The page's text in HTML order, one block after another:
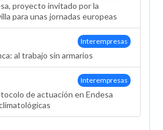
proyecto invitado por la
para unas jornadas europeas
Interempresas
al trabajo sin armarios
Interempresas
de actuación en Endesa